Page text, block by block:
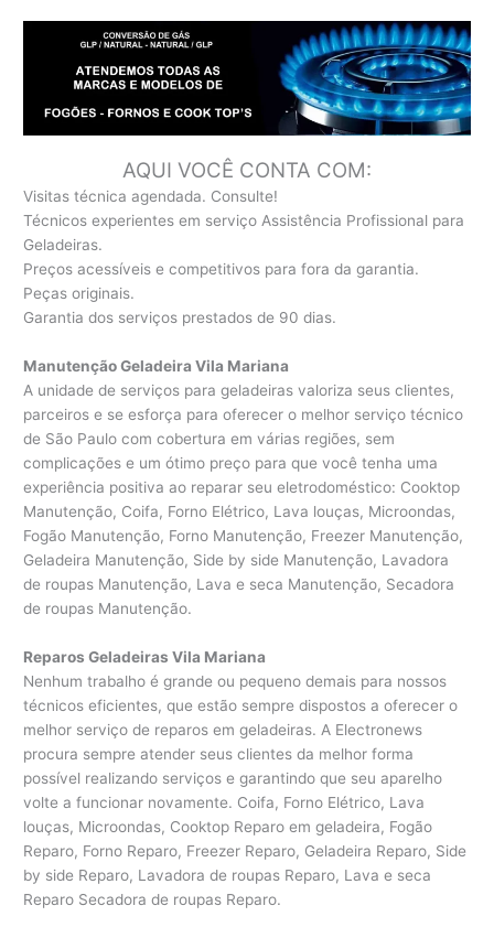
AQUI VOCÊ CONTA COM:
Visitas técnica agendada. Consulte!
Técnicos experientes em serviço Assistência Profissional para
Geladeiras.
Preços acessíveis e competitivos para fora da garantia.
Peças originais.
Garantia dos serviços prestados de 90 dias.
Manutenção Geladeira Vila Mariana
A unidade de serviços para geladeiras valoriza seus clientes,
parceiros e se esforça para oferecer o melhor serviço técnico
de São Paulo com cobertura em várias regiões, sem
complicações e um ótimo preço para que você tenha uma
experiência positiva ao reparar seu eletrodoméstico: Cooktop
Manutenção, Coifa, Forno Elétrico, Lava louças, Microondas,
Fogão Manutenção, Forno Manutenção, Freezer Manutenção,
Geladeira Manutenção, Side by side Manutenção, Lavadora
de roupas Manutenção, Lava e seca Manutenção, Secadora
de roupas Manutenção.
Reparos Geladeiras Vila Mariana
Nenhum trabalho é grande ou pequeno demais para nossos
técnicos eficientes, que estão sempre dispostos a oferecer o
melhor serviço de reparos em geladeiras. A Electronews
procura sempre atender seus clientes da melhor forma
possível realizando serviços e garantindo que seu aparelho
volte a funcionar novamente. Coifa, Forno Elétrico, Lava
louças, Microondas, Cooktop Reparo em geladeira, Fogão
Reparo, Forno Reparo, Freezer Reparo, Geladeira Reparo, Side
by side Reparo, Lavadora de roupas Reparo, Lava e seca
Reparo Secadora de roupas Reparo.